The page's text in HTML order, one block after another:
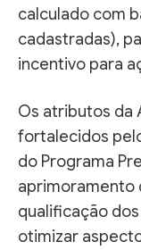
calculado com
cadastradas),
incentivo para
Os atributos da
fortalecidos
do Programa
aprimoramento
qualificação
otimizar